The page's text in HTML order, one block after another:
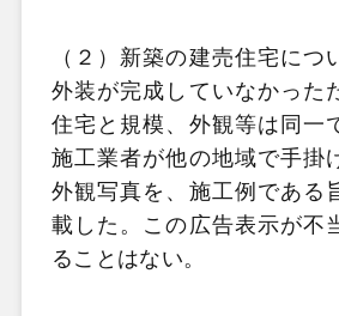
（２）新築の建売住宅につ
外装が完成していなかった
住宅と規模、外観等は同一
施工業者が他の地域で手掛
外観写真を、施工例である
載した。この広告表示が不
ることはない。